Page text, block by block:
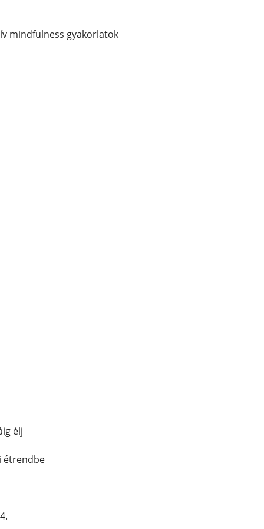
mindfulness gyakorlatok
élj
étrendbe